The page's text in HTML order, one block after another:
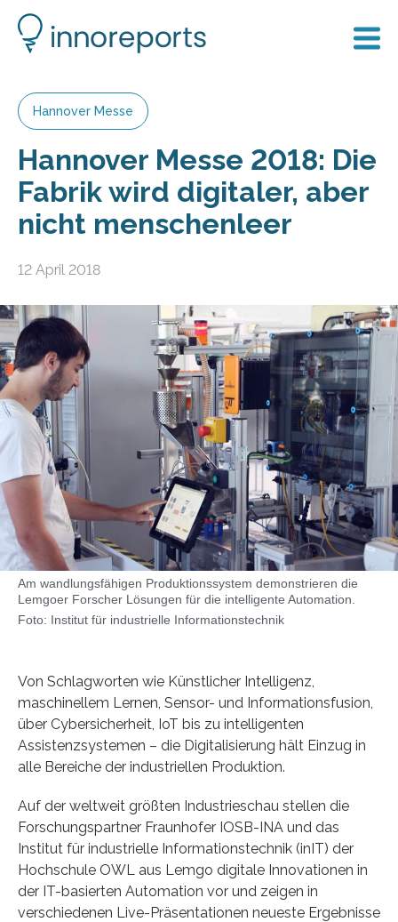
Hannover Messe
Hannover Messe 2018: Die
Fabrik wird digitaler, aber
nicht menschenleer
12 April 2018
Am wandlungsfähigen Produktionssystem demonstrieren die
Lemgoer Forscher Lösungen für die intelligente Automation.
Foto: Institut für industrielle Informationstechnik
Von Schlagworten wie Künstlicher Intelligenz,
maschinellem Lernen, Sensor- und Informationsfusion,
über Cybersicherheit, IoT bis zu intelligenten
Assistenzsystemen – die Digitalisierung hält Einzug in
alle Bereiche der industriellen Produktion.
Auf der weltweit größten Industrieschau stellen die
Forschungspartner Fraunhofer IOSB-INA und das
Institut für industrielle Informationstechnik (inIT) der
Hochschule OWL aus Lemgo digitale Innovationen in
der IT-basierten Automation vor und zeigen in
verschiedenen Live-Präsentationen neueste Ergebnisse